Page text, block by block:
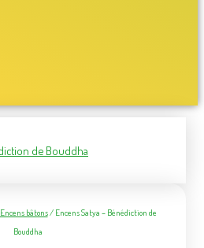
Encens bâtons/ Encens Satya – Bénédiction de
Bouddha